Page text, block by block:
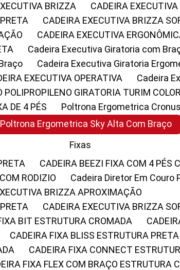
BRIZZA
CADEIRA
CADEIRA EXECUTIVA BRIZZA
CADEIRA EXECUTIVA
Cadeira Executiva Giratoria com
Cadeira Executiva Giratoria
EXECUTIVA OPERATIVA
Cadeira
POLIPROPILENO GIRATORIA TURIM
DE 4 PÉS
Poltrona Ergometrica
Poltrona Ergometrica Sky Alta Com Braço
Fixas
CADEIRA BEEZI FIXA COM 4 PÉS
RODIZIO
Cadeira Diretor Em Couro
BRIZZA APROXIMAÇÃO
CADEIRA EXECUTIVA BRIZZA
BIT ESTRUTURA CROMADA
CADEIRA FIXA BLISS ESTRUTURA PRETA
CADEIRA FIXA CONNECT
FIXA FLEX COM BRAÇO ESTRUTURA